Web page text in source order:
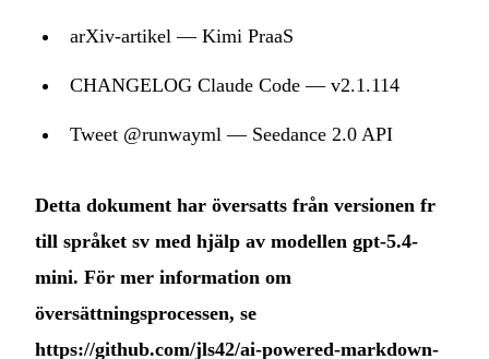
arXiv-artikel — Kimi PraaS
CHANGELOG Claude Code — v2.1.114
Tweet @runwayml — Seedance 2.0 API
Detta dokument har översatts från versionen fr
till språket sv med hjälp av modellen gpt-5.4-
mini. För mer information om
översättningsprocessen, se
https://github.com/jls42/ai-powered-markdown-